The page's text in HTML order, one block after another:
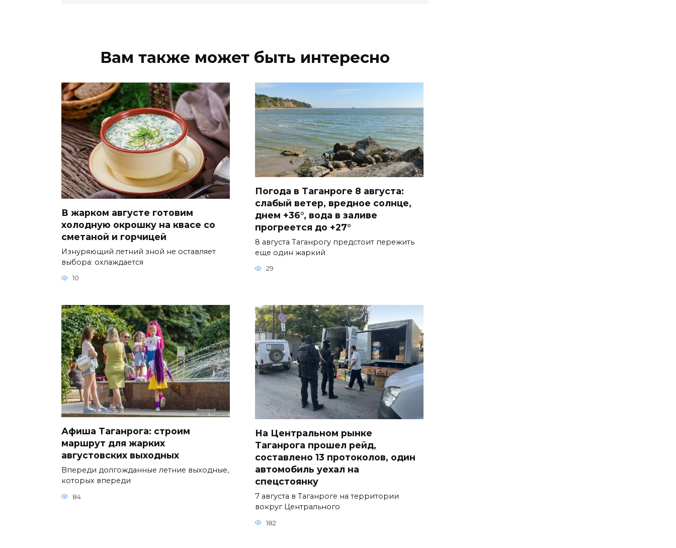
Вам также может быть интересно
В жарком августе готовим
холодную окрошку на квасе со
сметаной и горчицей
Изнуряющий летний зной не оставляет
выбора: охлаждается
10
Погода в Таганроге 8 августа:
слабый ветер, вредное солнце,
днем +36°, вода в заливе
прогреется до +27°
8 августа Таганрогу предстоит пережить
еще один жаркий
29
Афиша Таганрога: строим
маршрут для жарких
августовских выходных
Впереди долгожданные летние выходные,
которых впереди
84
На Центральном рынке
Таганрога прошел рейд,
составлено 13 протоколов, один
автомобиль уехал на
спецстоянку
7 августа в Таганроге на территории
вокруг Центрального
182